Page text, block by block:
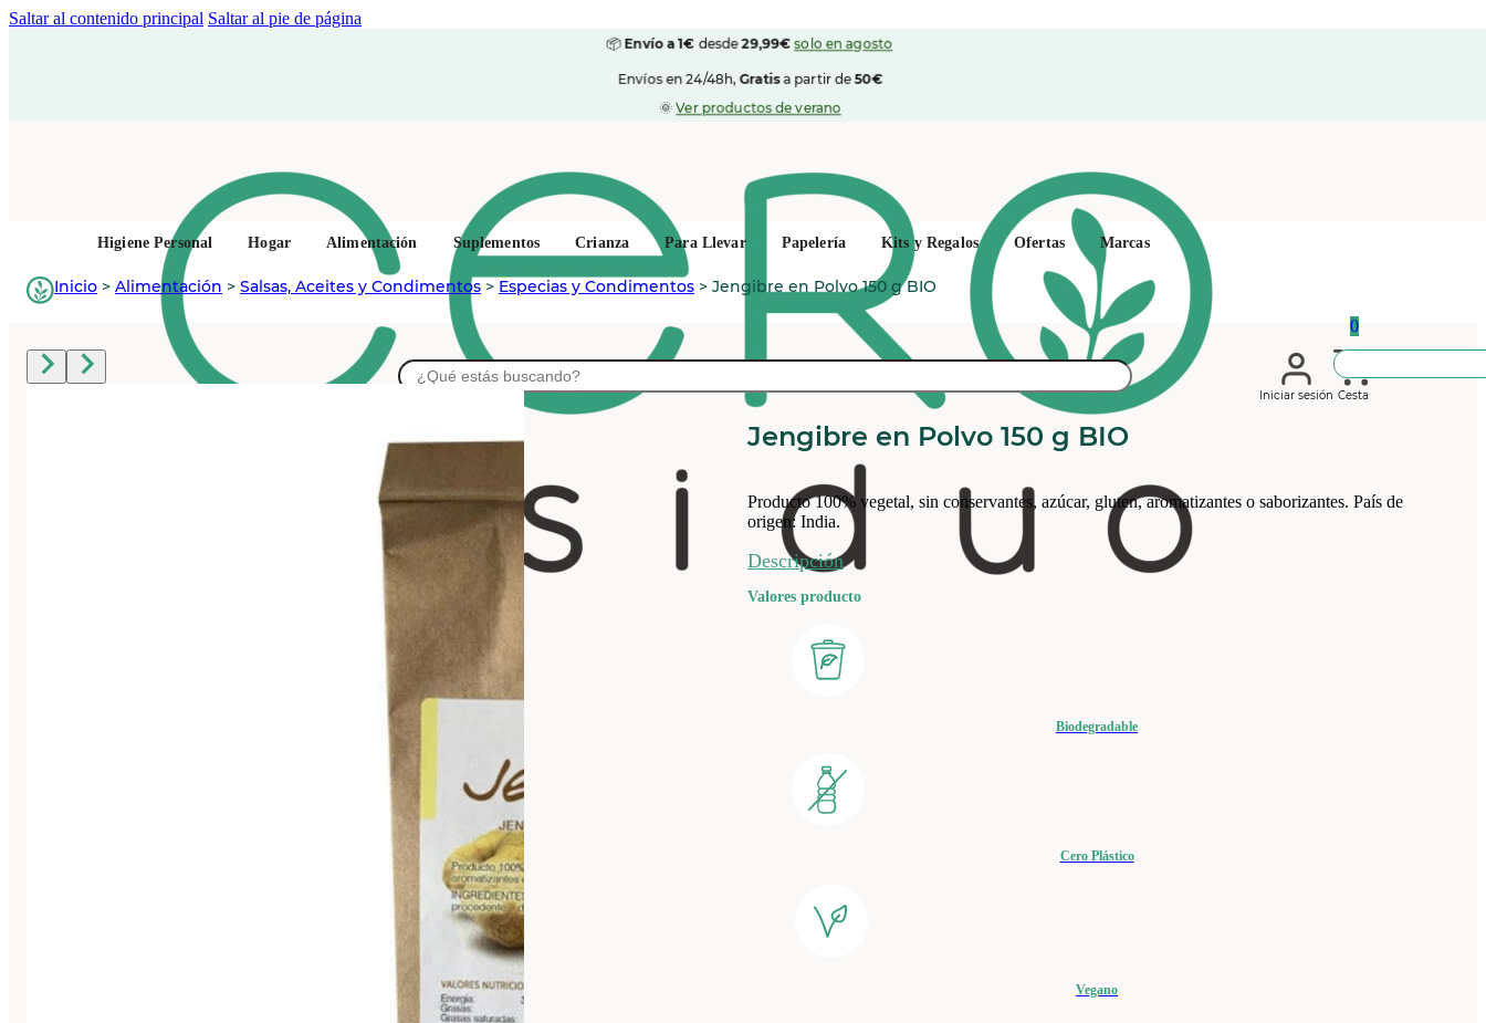
Saltar al contenido principal Saltar al pie de página
📦Envío a 1€ desde29,99€ solo en agosto
Envíos en 24/48h,Gratisa partir de50€
🌞Ver productos de verano
Buscar
Iniciar sesión
0
Cesta
Higiene Personal Hogar Alimentación Suplementos Crianza Para Llevar Papelería Kits y Regalos Ofertas Marcas
Inicio > Alimentación > Salsas, Aceites y Condimentos > Especias y Condimentos > Jengibre en Polvo 150 g BIO
Jengibre en Polvo 150 g BIO
Producto 100% vegetal, sin conservantes, azúcar, gluten, aromatizantes o saborizantes. País de
origen: India.
Descripción
Valores producto
Biodegradable
Cero Plástico
Vegano